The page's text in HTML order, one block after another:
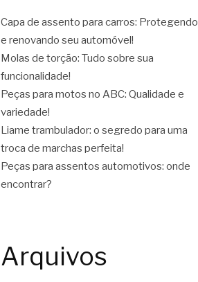
Capa de assento para carros: Protegendo
e renovando seu automóvel!
Molas de torção: Tudo sobre sua
funcionalidade!
Peças para motos no ABC: Qualidade e
variedade!
Liame trambulador: o segredo para uma
troca de marchas perfeita!
Peças para assentos automotivos: onde
encontrar?
Arquivos